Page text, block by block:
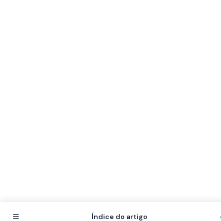
Índice do artigo